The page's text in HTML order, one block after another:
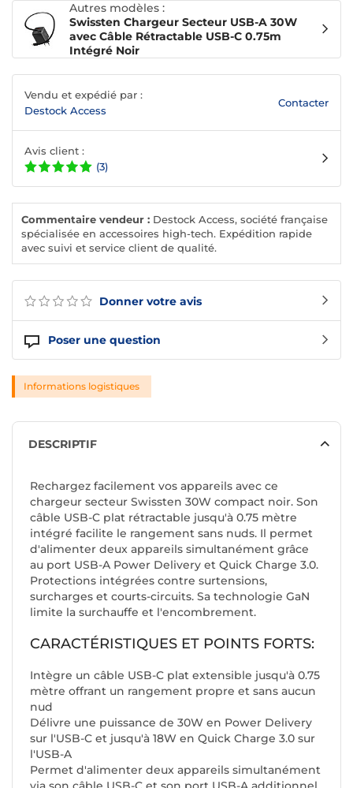
Donner votre avis
Poser une question
Autres modèles :
Swissten Chargeur Secteur USB-A 30W
avec Câble Rétractable USB-C 0.75m
Intégré Noir
Vendu et expédié par :
Destock Access
Contacter
Avis client :
(3)
Commentaire vendeur : Destock Access, société française
spécialisée en accessoires high-tech. Expédition rapide
avec suivi et service client de qualité.
Informations logistiques
DESCRIPTIF
Rechargez facilement vos appareils avec ce
chargeur secteur Swissten 30W compact noir. Son
câble USB-C plat rétractable jusqu'à 0.75 mètre
intégré facilite le rangement sans nuds. Il permet
d'alimenter deux appareils simultanément grâce
au port USB-A Power Delivery et Quick Charge 3.0.
Protections intégrées contre surtensions,
surcharges et courts-circuits. Sa technologie GaN
limite la surchauffe et l'encombrement.
CARACTÉRISTIQUES ET POINTS FORTS:
Intègre un câble USB-C plat extensible jusqu'à 0.75
mètre offrant un rangement propre et sans aucun
nud
Délivre une puissance de 30W en Power Delivery
sur l'USB-C et jusqu'à 18W en Quick Charge 3.0 sur
l'USB-A
Permet d'alimenter deux appareils simultanément